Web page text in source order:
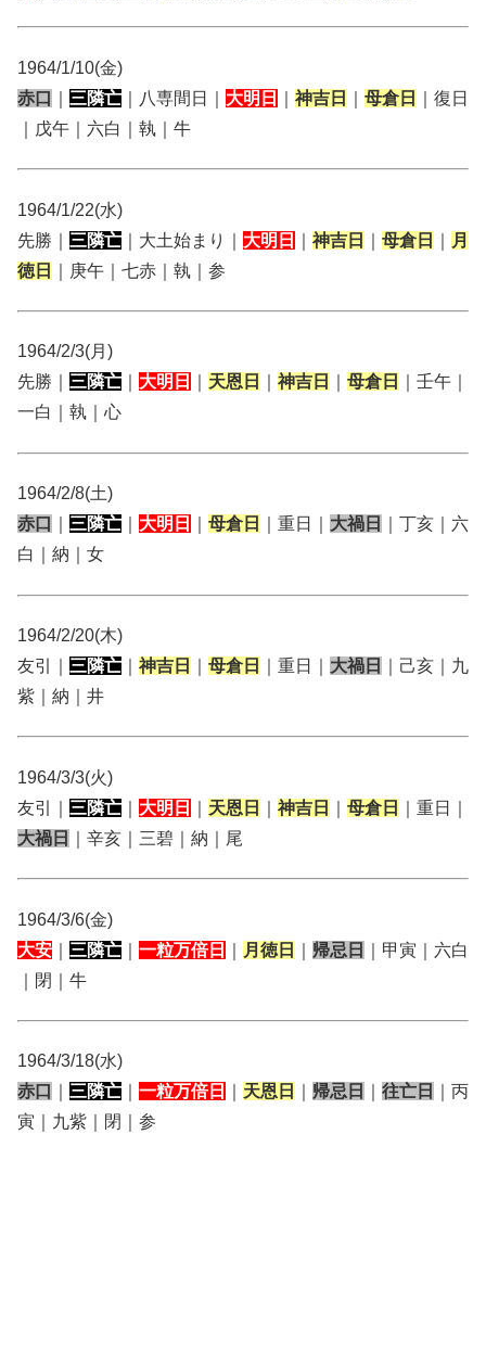
1964/1/10(金)
赤口
三隣亡 ｜八専間日｜ 大明日 神吉日 母倉日
｜復日
｜戊午｜六白｜執｜牛
1964/1/22(水)
先勝｜ 三隣亡 ｜大土始まり｜ 大明日 神吉日 母倉日
月
徳日
｜庚午｜七赤｜執｜参
1964/2/3(月)
先勝｜ 三隣亡 大明日 天恩日 神吉日 母倉日
｜壬午｜
一白｜執｜心
1964/2/8(土)
赤口
三隣亡 大明日 母倉日 ｜重日｜ 大禍日
｜丁亥｜六
白｜納｜女
1964/2/20(木)
友引｜ 三隣亡 神吉日 母倉日 ｜重日｜ 大禍日
｜己亥｜九
紫｜納｜井
1964/3/3(火)
友引｜ 三隣亡 大明日 天恩日 神吉日 母倉日
｜重日｜
大禍日
｜辛亥｜三碧｜納｜尾
1964/3/6(金)
大安
三隣亡 一粒万倍日 月徳日 帰忌日
｜甲寅｜六白
｜閉｜牛
1964/3/18(水)
赤口
三隣亡 一粒万倍日 天恩日 帰忌日 往亡日
｜丙
寅｜九紫｜閉｜参